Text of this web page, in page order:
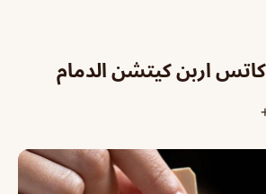
اربن كيتشن الدمام